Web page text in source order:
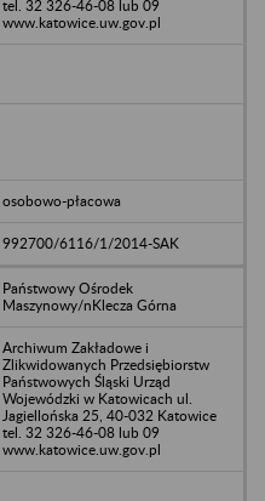
tel. 32 326-46-08 lub 09
www.katowice.uw.gov.pl
osobowo-płacowa
992700/6116/1/2014-SAK
Państwowy Ośrodek
Maszynowy/nKlecza Górna
Archiwum Zakładowe i
Zlikwidowanych Przedsiębiorstw
Państwowych Śląski Urząd
Wojewódzki w Katowicach ul.
Jagiellońska 25, 40-032 Katowice
tel. 32 326-46-08 lub 09
www.katowice.uw.gov.pl